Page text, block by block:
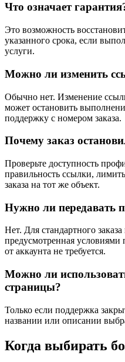
Что означает
Это возможность
указанного срока, если
услуги.
Можно ли изменить
Обычно нет. Изменение
может остановить
поддержку с номером заказа.
Почему заказ
Проверьте доступность
правильность ссылки,
заказа на тот же объект.
Нужно ли передавать
Нет. Для стандартного
предусмотренная условиями
от аккаунта не требуется.
Можно ли
страницы?
Только если поддержка
названии или описании
Когда выбирать